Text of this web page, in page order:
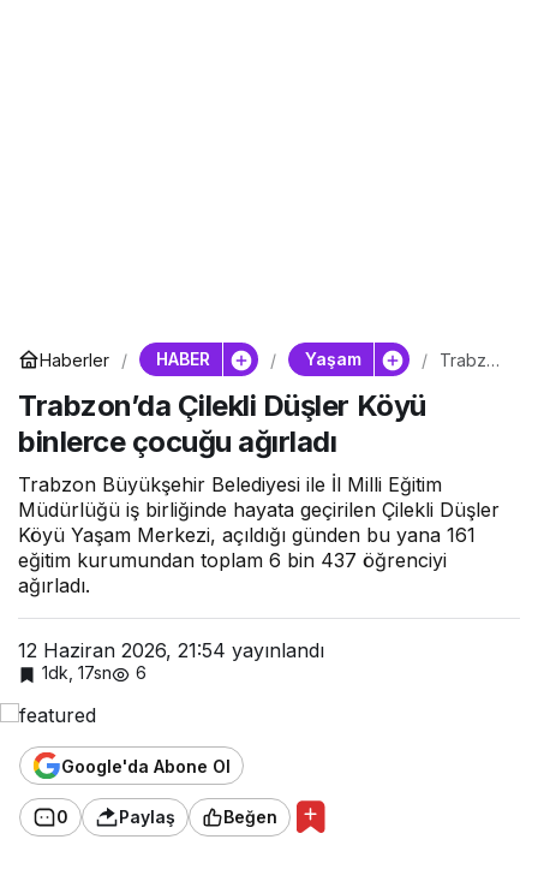
Haberler HABER Yaşam
Trabzon
çocuğu
ağırladı
Trabzon’da Çilekli Düşler Köyü
binlerce çocuğu ağırladı
Trabzon Büyükşehir Belediyesi ile İl Milli Eğitim
Müdürlüğü iş birliğinde hayata geçirilen Çilekli Düşler
Köyü Yaşam Merkezi, açıldığı günden bu yana 161
eğitim kurumundan toplam 6 bin 437 öğrenciyi
ağırladı.
12 Haziran 2026, 21:54 yayınlandı
1dk, 17sn 6
Google'da Abone Ol
0 Paylaş Beğen